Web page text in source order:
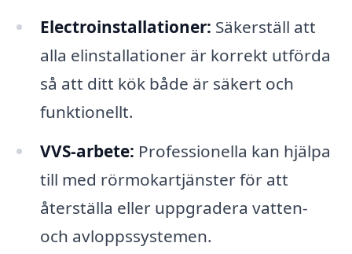
Electroinstallationer: Säkerställ att
alla elinstallationer är korrekt utförda
så att ditt kök både är säkert och
funktionellt.
VVS-arbete: Professionella kan hjälpa
till med rörmokartjänster för att
återställa eller uppgradera vatten-
och avloppssystemen.